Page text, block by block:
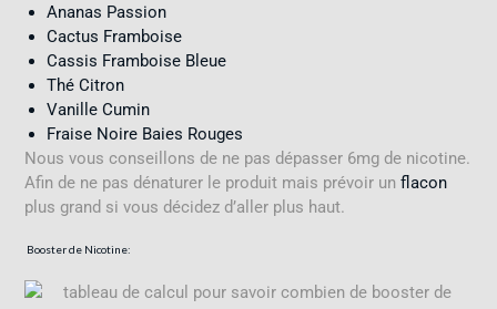
Ananas Passion
Cactus Framboise
Cassis Framboise Bleue
Thé Citron
Vanille Cumin
Fraise Noire Baies Rouges
Nous vous conseillons de ne pas dépasser 6mg de nicotine.
Afin de ne pas dénaturer le produit mais prévoir unflacon
plus grand si vous décidez d’aller plus haut.
Boosterde Nicotine: